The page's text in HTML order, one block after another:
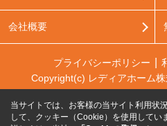
会社概要
プライバシーポリシー
Copyright(c) レディアホーム
当サイトでは、お客様の当サイト利用状
して、クッキー（Cookie）を使用してい